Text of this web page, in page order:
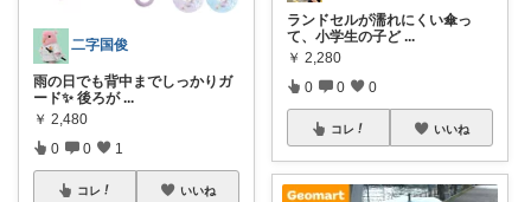
二字国俊
雨の日でも背中までしっかりガ
ード✨ 後ろが ...
￥ 2,480
0 0 1
コレ いいね
ランドセルが濡れにくい傘っ
て、小学生の子ど ...
￥ 2,280
0 0 0
コレ いいね